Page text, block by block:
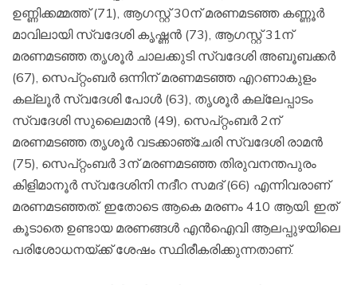
ഉണ്ണിക്കമ്മത്ത് (71), ആഗസ്റ്റ് 30ന് മരണമടഞ്ഞ കണ്ണൂര്‍
മാവിലായി സ്വദേശി കൃഷ്ണന്‍ (73), ആഗസ്റ്റ് 31ന്
മരണമടഞ്ഞ തൃശൂര്‍ ചാലക്കുടി സ്വദേശി അബൂബക്കര്‍
(67), സെപ്റ്റംബര്‍ ഒന്നിന് മരണമടഞ്ഞ എറണാകുളം
കല്ലൂര്‍ സ്വദേശി പോള്‍ (63), തൃശൂര്‍ കല്ലേപ്പാടം
സ്വദേശി സുലൈമാന്‍ (49), സെപ്റ്റംബര്‍ 2ന്
മരണമടഞ്ഞ തൃശൂര്‍ വടക്കാഞ്ചേരി സ്വദേശി രാമന്‍
(75), സെപ്റ്റംബര്‍ 3ന് മരണമടഞ്ഞ തിരുവനന്തപുരം
കിളിമാനൂര്‍ സ്വദേശിനി നദീറ സമദ് (66) എന്നിവരാണ്
മരണമടഞ്ഞത്. ഇതോടെ ആകെ മരണം 410 ആയി. ഇത്
കൂടാതെ ഉണ്ടായ മരണങ്ങള്‍ എന്‍ഐവി ആലപ്പുഴയിലെ
പരിശോധനയ്ക്ക് ശേഷം സ്ഥിരീകരിക്കുന്നതാണ്.